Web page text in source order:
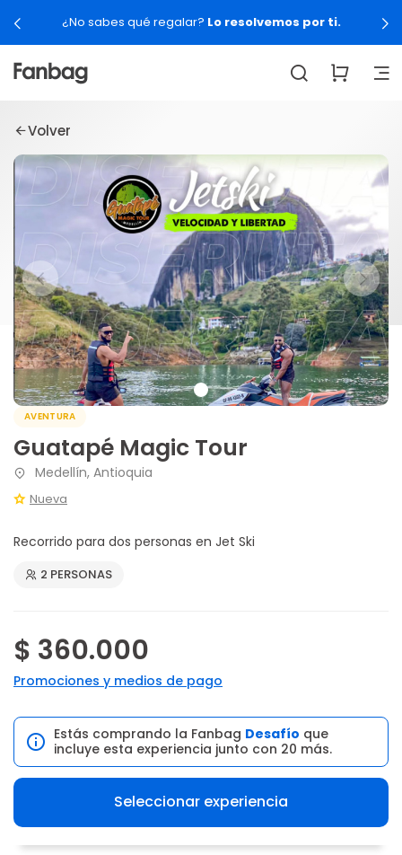
¿No sabes qué regalar? Lo resolvemos por ti.
Volver
AVENTURA
Guatapé Magic Tour
Medellín, Antioquia
Nueva
Recorrido para dos personas en Jet Ski
2 PERSONAS
$ 360.000
Promociones y medios de pago
Estás comprando la Fanbag Desafío que
incluye esta experiencia junto con 20 más.
Seleccionar experiencia